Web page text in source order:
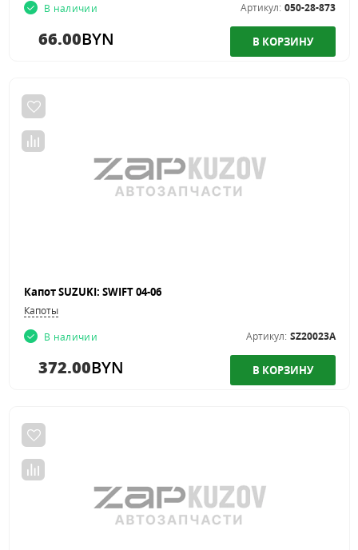
В наличии
Артикул: 050-28-873
66.00BYN
Капот SUZUKI: SWIFT 04-06
Капоты
В наличии
Артикул: SZ20023A
372.00BYN